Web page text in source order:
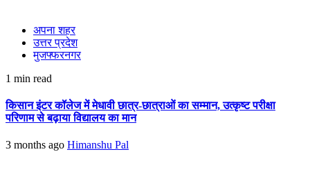
अपना शहर
उत्तर प्रदेश
मुजफ्फरनगर
1 min read
किसान इंटर कॉलेज में मेधावी छात्र-छात्राओं का सम्मान, उत्कृष्ट परीक्षा
परिणाम से बढ़ाया विद्यालय का मान
3 months ago Himanshu Pal